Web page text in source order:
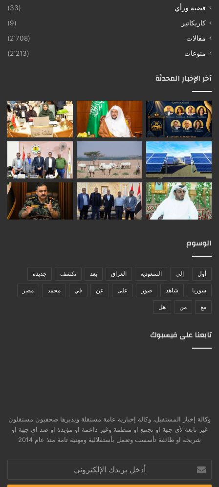
قضية ورأي
(33)
كاريكاتير
(9)
مقالات
(2٬708)
منوعات
(2٬213)
آخر الإخبار المحدثة
الوسوم
أول إلى السعودية العراق بعد تكشف جديدة
سوريا شاهد صور على عن في محمد مصر
مع من هل
تابعنا على فيسبوك
وكالة إخبار المستقبل، وكالة إخبارية عامة مستقلة ويديرها صحفيون مستقلون
غير تابعة لأي جهة او تجمع او منظمة وغير داعمة او مؤيدة او ضد اي جهة او
شريحة او طائفة تأسست وتعمل بأستقلالية ومهنية تامة منذ عام 2014
بريدك
الإلكتروني